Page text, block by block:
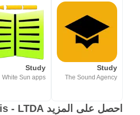
Study
The Sound Agency
Study
White Sun apps
احصل على المزيد Aplicativos Legais - LTDA